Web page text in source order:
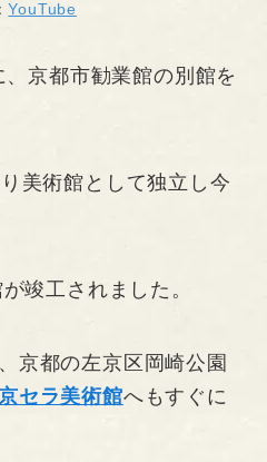
YouTube
京都市勧業館の別館を
美術館として独立し今
竣工されました。
京都の左京区岡崎公園
セラ美術館へもすぐに